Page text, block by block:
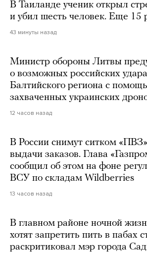
В Таиланде ученик открыл
и убил шесть человек. Еще 15
43 минуты назад
Министр обороны Литвы
о возможных российских
Балтийского региона с
захваченных украинских
12 часов назад
В России снимут ситком
выдачи заказов. Глава
сообщил об этом на фоне
ВСУ по складам Wildberries
13 часов назад
В главном районе ночной
хотят запретить пить в пабах
раскритиковал мэр города